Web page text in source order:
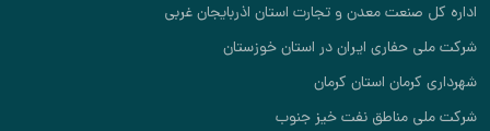
اداره کل صنعت معدن و تجارت استان اذربایجان غربی
شرکت ملی حفاری ایران در استان خوزستان
شهرداری کرمان استان کرمان
شرکت ملی مناطق نفت خیز جنوب